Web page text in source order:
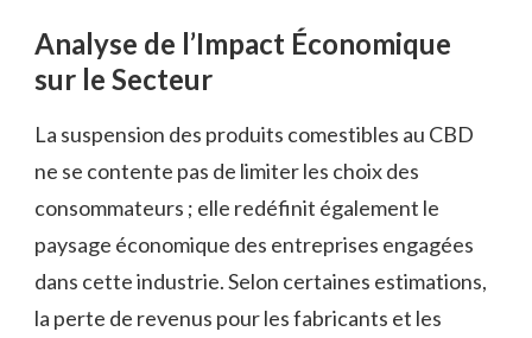
Analyse de l’Impact Économique
sur le Secteur
La suspension des produits comestibles au CBD
ne se contente pas de limiter les choix des
consommateurs ; elle redéfinit également le
paysage économique des entreprises engagées
dans cette industrie. Selon certaines estimations,
la perte de revenus pour les fabricants et les